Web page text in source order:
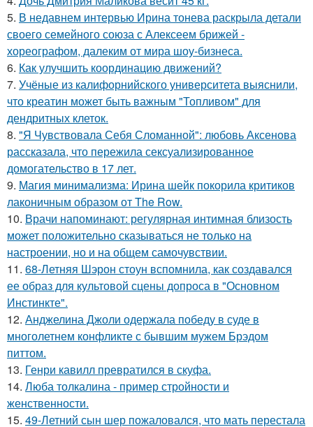
5. В недавнем интервью Ирина тонева раскрыла детали
своего семейного союза с Алексеем брижей -
хореографом, далеким от мира шоу-бизнеса.
6. Как улучшить координацию движений?
7. Учёные из калифорнийского университета выяснили,
что креатин может быть важным "Топливом" для
дендритных клеток.
8. "Я Чувствовала Себя Сломанной": любовь Аксенова
рассказала, что пережила сексуализированное
домогательство в 17 лет.
9. Магия минимализма: Ирина шейк покорила критиков
лаконичным образом от The Row.
10. Врачи напоминают: регулярная интимная близость
может положительно сказываться не только на
настроении, но и на общем самочувствии.
11. 68-Летняя Шэрон стоун вспомнила, как создавался
ее образ для культовой сцены допроса в "Основном
Инстинкте".
12. Анджелина Джоли одержала победу в суде в
многолетнем конфликте с бывшим мужем Брэдом
питтом.
13. Генри кавилл превратился в скуфа.
14. Люба толкалина - пример стройности и
женственности.
15. 49-Летний сын шер пожаловался, что мать перестала